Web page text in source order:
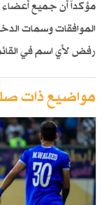
الموافقات وسمات
رفض لأي اسم في
مواضيع ذات